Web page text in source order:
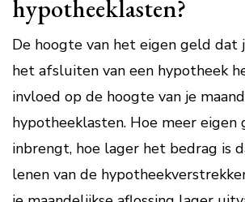
hypotheeklasten?
De hoogte van het eigen geld dat
het afsluiten van een hypotheek
invloed op de hoogte van je
hypotheeklasten. Hoe meer eigen
inbrengt, hoe lager het bedrag is
lenen van de